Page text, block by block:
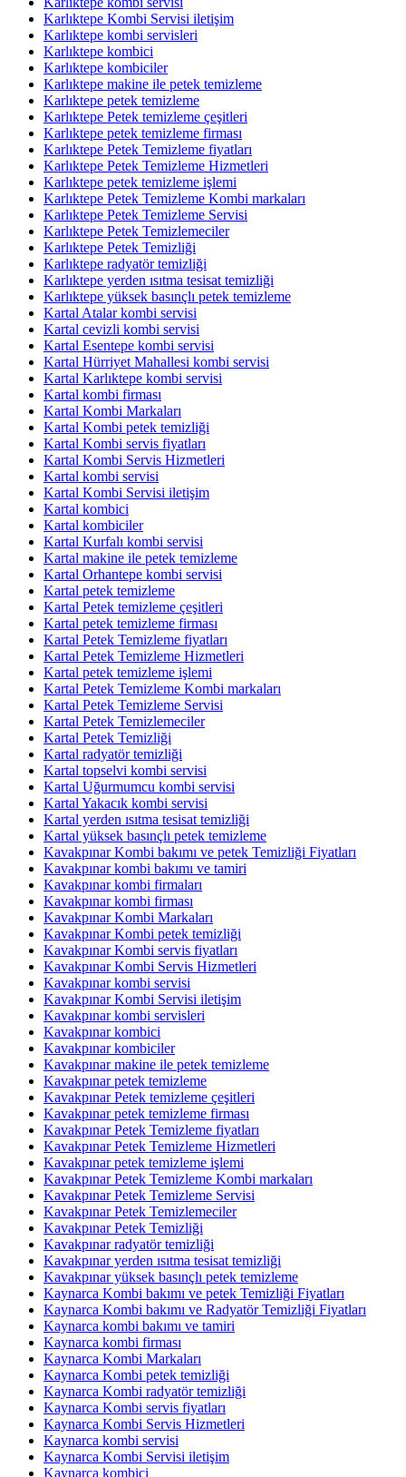
Karlıktepe Kombi Servisi iletişim
Karlıktepe kombi servisleri
Karlıktepe kombici
Karlıktepe kombiciler
Karlıktepe makine ile petek temizleme
Karlıktepe petek temizleme
Karlıktepe Petek temizleme çeşitleri
Karlıktepe petek temizleme firması
Karlıktepe Petek Temizleme fiyatları
Karlıktepe Petek Temizleme Hizmetleri
Karlıktepe petek temizleme işlemi
Karlıktepe Petek Temizleme Kombi markaları
Karlıktepe Petek Temizleme Servisi
Karlıktepe Petek Temizlemeciler
Karlıktepe Petek Temizliği
Karlıktepe radyatör temizliği
Karlıktepe yerden ısıtma tesisat temizliği
Karlıktepe yüksek basınçlı petek temizleme
Kartal Atalar kombi servisi
Kartal cevizli kombi servisi
Kartal Esentepe kombi servisi
Kartal Hürriyet Mahallesi kombi servisi
Kartal Karlıktepe kombi servisi
Kartal kombi firması
Kartal Kombi Markaları
Kartal Kombi petek temizliği
Kartal Kombi servis fiyatları
Kartal Kombi Servis Hizmetleri
Kartal kombi servisi
Kartal Kombi Servisi iletişim
Kartal kombici
Kartal kombiciler
Kartal Kurfalı kombi servisi
Kartal makine ile petek temizleme
Kartal Orhantepe kombi servisi
Kartal petek temizleme
Kartal Petek temizleme çeşitleri
Kartal petek temizleme firması
Kartal Petek Temizleme fiyatları
Kartal Petek Temizleme Hizmetleri
Kartal petek temizleme işlemi
Kartal Petek Temizleme Kombi markaları
Kartal Petek Temizleme Servisi
Kartal Petek Temizlemeciler
Kartal Petek Temizliği
Kartal radyatör temizliği
Kartal topselvi kombi servisi
Kartal Uğurmumcu kombi servisi
Kartal Yakacık kombi servisi
Kartal yerden ısıtma tesisat temizliği
Kartal yüksek basınçlı petek temizleme
Kavakpınar Kombi bakımı ve petek Temizliği Fiyatları
Kavakpınar kombi bakımı ve tamiri
Kavakpınar kombi firmaları
Kavakpınar kombi firması
Kavakpınar Kombi Markaları
Kavakpınar Kombi petek temizliği
Kavakpınar Kombi servis fiyatları
Kavakpınar Kombi Servis Hizmetleri
Kavakpınar kombi servisi
Kavakpınar Kombi Servisi iletişim
Kavakpınar kombi servisleri
Kavakpınar kombici
Kavakpınar kombiciler
Kavakpınar makine ile petek temizleme
Kavakpınar petek temizleme
Kavakpınar Petek temizleme çeşitleri
Kavakpınar petek temizleme firması
Kavakpınar Petek Temizleme fiyatları
Kavakpınar Petek Temizleme Hizmetleri
Kavakpınar petek temizleme işlemi
Kavakpınar Petek Temizleme Kombi markaları
Kavakpınar Petek Temizleme Servisi
Kavakpınar Petek Temizlemeciler
Kavakpınar Petek Temizliği
Kavakpınar radyatör temizliği
Kavakpınar yerden ısıtma tesisat temizliği
Kavakpınar yüksek basınçlı petek temizleme
Kaynarca Kombi bakımı ve petek Temizliği Fiyatları
Kaynarca Kombi bakımı ve Radyatör Temizliği Fiyatları
Kaynarca kombi bakımı ve tamiri
Kaynarca kombi firması
Kaynarca Kombi Markaları
Kaynarca Kombi petek temizliği
Kaynarca Kombi radyatör temizliği
Kaynarca Kombi servis fiyatları
Kaynarca Kombi Servis Hizmetleri
Kaynarca kombi servisi
Kaynarca Kombi Servisi iletişim
Kaynarca kombici